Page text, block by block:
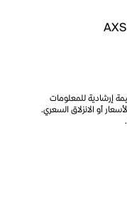
AXS
إرشادية للمعلومات
أو الانزلاق السعري.